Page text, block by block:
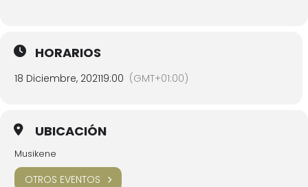
HORARIOS
18 Diciembre, 202119:00 (GMT+01:00)
UBICACIÓN
Musikene
OTROS EVENTOS